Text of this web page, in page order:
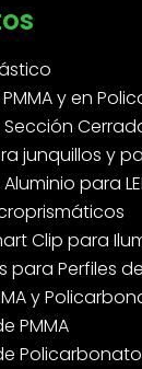
y en
Sección
junquillos y
para
Clip para
para Perfiles
y
PMMA
Policarbonato